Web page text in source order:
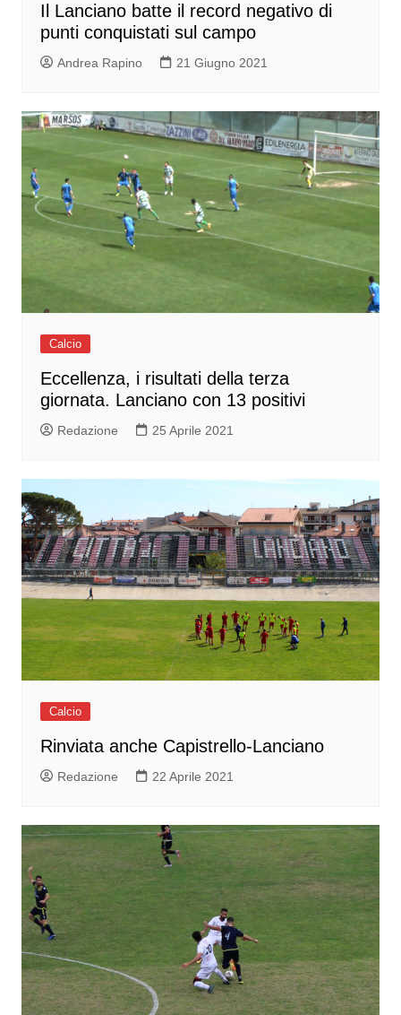
Il Lanciano batte il record negativo di
punti conquistati sul campo
Andrea Rapino 21 Giugno 2021
Calcio
Eccellenza, i risultati della terza
giornata. Lanciano con 13 positivi
Redazione 25 Aprile 2021
Calcio
Rinviata anche Capistrello-Lanciano
Redazione 22 Aprile 2021